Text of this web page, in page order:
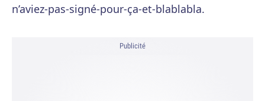
n’aviez-pas-signé-pour-ça-et-blablabla.
Publicité